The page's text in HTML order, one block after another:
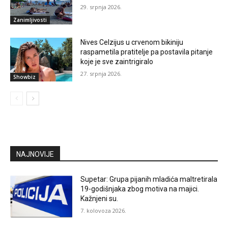
Zanimljivosti
29. srpnja 2026.
Showbiz
Nives Celzijus u crvenom bikiniju
raspametila pratitelje pa postavila pitanje
koje je sve zaintrigiralo
27. srpnja 2026.
NAJNOVIJE
Supetar: Grupa pijanih mladića maltretirala
19-godišnjaka zbog motiva na majici.
Kažnjeni su.
7. kolovoza 2026.